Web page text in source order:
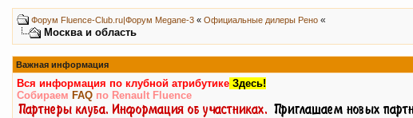
Форум Fluence-Club.ru|Форум Megane-3 « Официальные дилеры Рено «
Москва и область
Важная информация
Вся информация по клубной атрибутике Здесь!
Собираем FAQ по Renault Fluence